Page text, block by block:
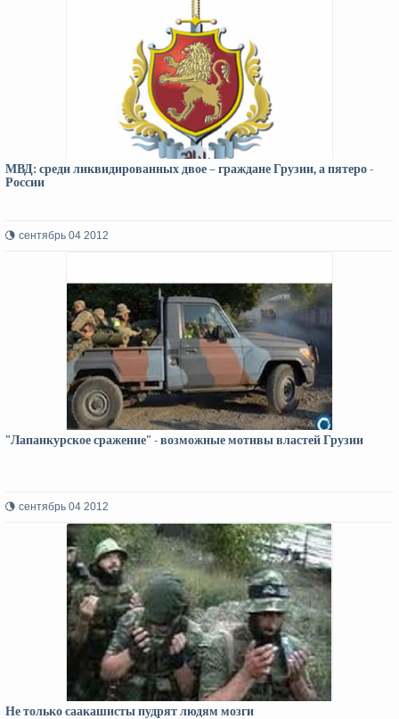
МВД: среди ликвидированных двое – граждане Грузии, а пятеро -
России
сентябрь 04 2012
"Лапанкурское сражение" - возможные мотивы властей Грузии
сентябрь 04 2012
Не только саакашисты пудрят людям мозги